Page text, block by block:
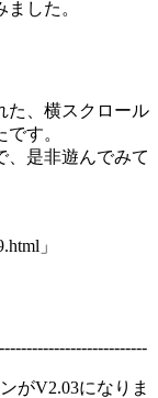
した。
た、横スクロール
す。
、是非遊んでみて
」
がV2.03になりま